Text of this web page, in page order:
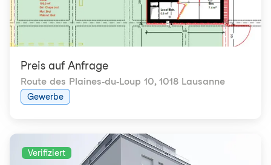
Preis auf Anfrage
Route des Plaines-du-Loup 10, 1018 Lausanne
Gewerbe
Verifiziert